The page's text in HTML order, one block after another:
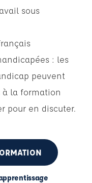
sous
: les
peuvent
à la formation
pour en discuter.